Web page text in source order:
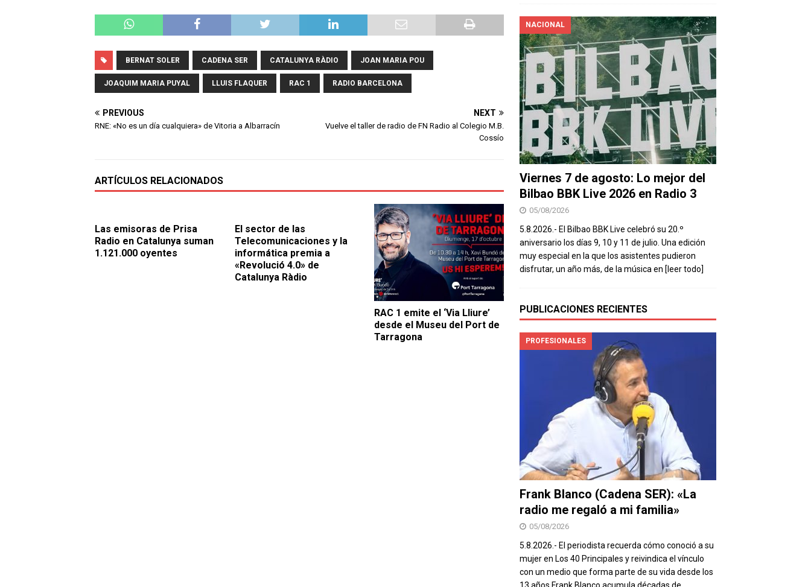
BERNAT SOLER CADENA SER CATALUNYA RÀDIO JOAN MARIA POU
JOAQUIM MARIA PUYAL LLUIS FLAQUER RAC 1 RADIO BARCELONA
PREVIOUS
RNE: «No es un día cualquiera» de Vitoria a Albarracín
NEXT
Vuelve el taller de radio de FN Radio al Colegio M.B.
Cossío
ARTÍCULOS RELACIONADOS
Las emisoras de Prisa
Radio en Catalunya suman
1.121.000 oyentes
El sector de las
Telecomunicaciones y la
informática premia a
«Revolució 4.0» de
Catalunya Ràdio
RAC 1 emite el ‘Via Lliure’
desde el Museu del Port de
Tarragona
NACIONAL
Viernes 7 de agosto: Lo mejor del
Bilbao BBK Live 2026 en Radio 3
05/08/2026
5.8.2026.- El Bilbao BBK Live celebró su 20.º
aniversario los días 9, 10 y 11 de julio. Una edición
muy especial en la que los asistentes pudieron
disfrutar, un año más, de la música en [leer todo]
PUBLICACIONES RECIENTES
PROFESIONALES
Frank Blanco (Cadena SER): «La
radio me regaló a mi familia»
05/08/2026
5.8.2026.- El periodista recuerda cómo conoció a su
mujer en Los 40 Principales y reivindica el vínculo
con un medio que forma parte de su vida desde los
13 años.Frank Blanco acumula décadas de